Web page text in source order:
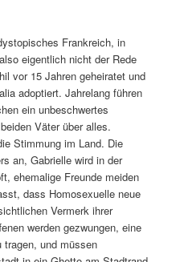
Frankreich, in
eigentlich nicht der Rede
vor 15 Jahren geheiratet und
adoptiert. Jahrelang führen
ein unbeschwertes
Väter über alles.
Stimmung im Land. Die
an, Gabrielle wird in der
ehemalige Freunde meiden
dass Homosexuelle neue
Vermerk ihrer
werden gezwungen, eine
tragen, und müssen